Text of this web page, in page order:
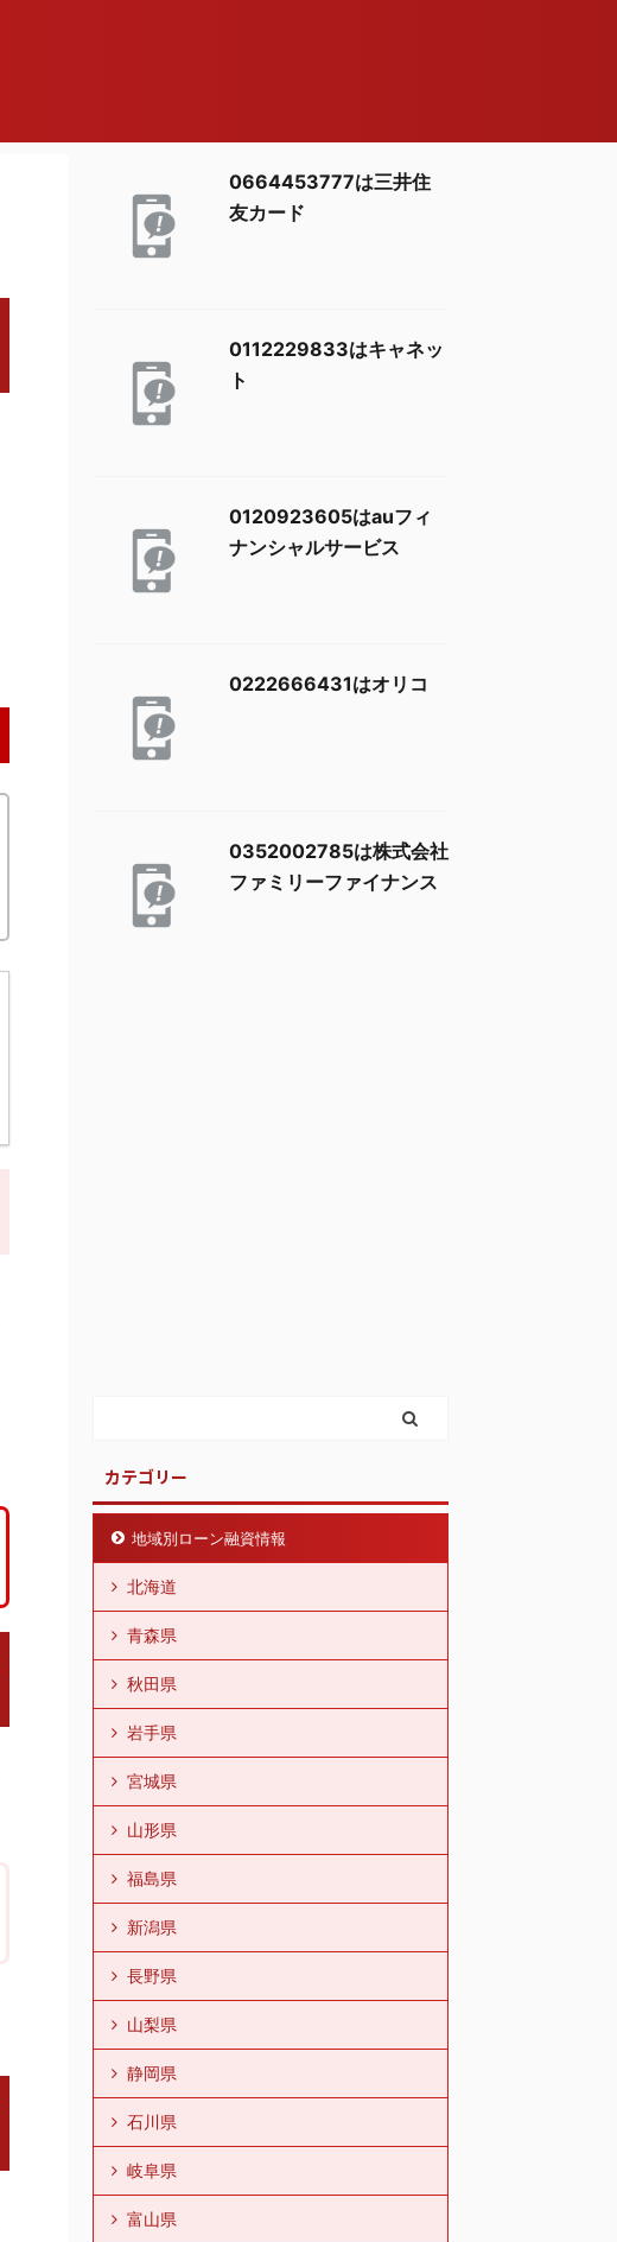
0664453777は三井住
友カード
0112229833はキャネッ
ト
0120923605はauフィ
ナンシャルサービス
0222666431はオリコ
0352002785は株式会社
ファミリーファイナンス
カテゴリー
地域別ローン融資情報
北海道
青森県
秋田県
岩手県
宮城県
山形県
福島県
新潟県
長野県
山梨県
静岡県
石川県
岐阜県
富山県